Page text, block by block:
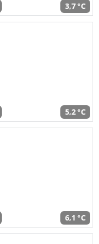
3,7 °C
5,2 °C
6,1 °C